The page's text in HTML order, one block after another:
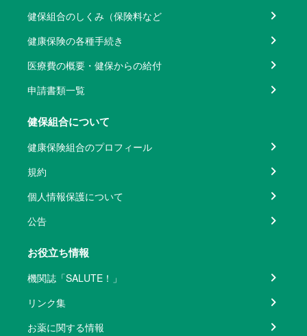
健保組合のしくみ（保険料など
健康保険の各種手続き
医療費の概要・健保からの給付
申請書類一覧
健保組合について
健康保険組合のプロフィール
規約
個人情報保護について
公告
お役立ち情報
機関誌「SALUTE！」
リンク集
お薬に関する情報